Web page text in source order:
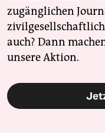
zugänglichen
auch? Dann
unsere Aktion.